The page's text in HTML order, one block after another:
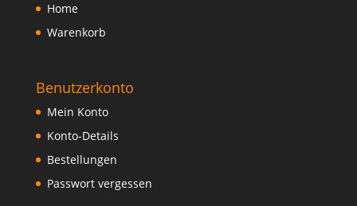
Home
Warenkorb
Benutzerkonto
Mein Konto
Konto-Details
Bestellungen
Passwort vergessen